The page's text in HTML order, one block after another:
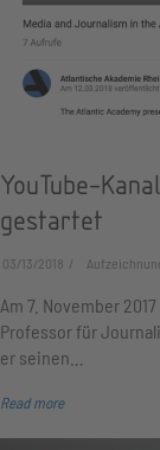
YouTube-
gestartet
03/13/2018
Am 7. November
Professor für
er seinen…
Read more